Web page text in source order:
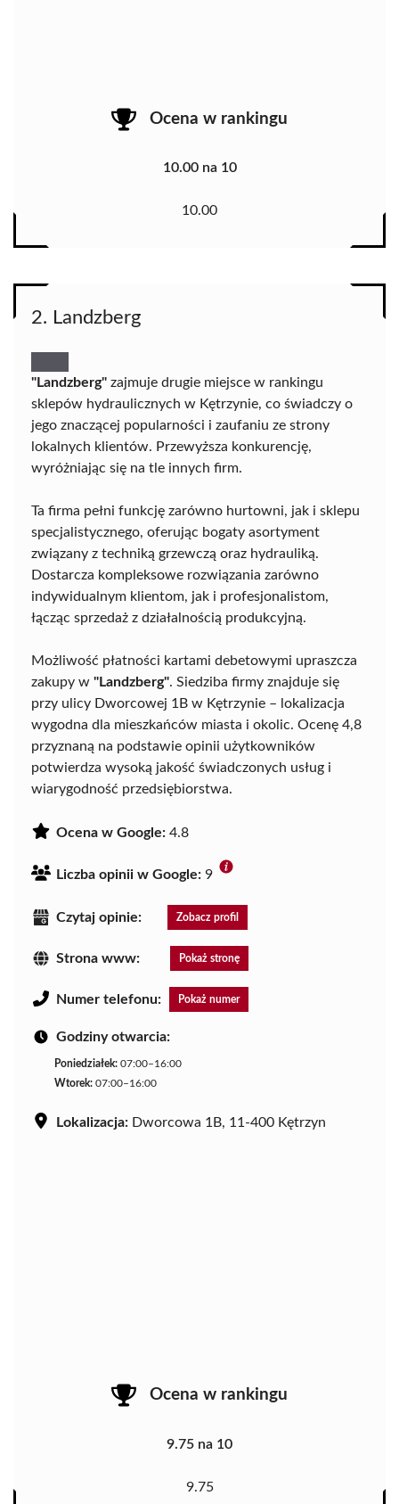
Ocena w rankingu
10.00 na 10
10.00
2. Landzberg
"Landzberg" zajmuje drugie miejsce w rankingu
sklepów hydraulicznych w Kętrzynie, co świadczy o
jego znaczącej popularności i zaufaniu ze strony
lokalnych klientów. Przewyższa konkurencję,
wyróżniając się na tle innych firm.
Ta firma pełni funkcję zarówno hurtowni, jak i sklepu
specjalistycznego, oferując bogaty asortyment
związany z techniką grzewczą oraz hydrauliką.
Dostarcza kompleksowe rozwiązania zarówno
indywidualnym klientom, jak i profesjonalistom,
łącząc sprzedaż z działalnością produkcyjną.
Możliwość płatności kartami debetowymi upraszcza
zakupy w "Landzberg". Siedziba firmy znajduje się
przy ulicy Dworcowej 1B w Kętrzynie – lokalizacja
wygodna dla mieszkańców miasta i okolic. Ocenę 4,8
przyznaną na podstawie opinii użytkowników
potwierdza wysoką jakość świadczonych usług i
wiarygodność przedsiębiorstwa.
Ocena w Google: 4.8
Liczba opinii w Google: 9
Czytaj opinie: Zobacz profil
Strona www: Pokaż stronę
Numer telefonu: Pokaż numer
Godziny otwarcia:
Poniedziałek: 07:00–16:00
Wtorek: 07:00–16:00
Lokalizacja: Dworcowa 1B, 11-400 Kętrzyn
Ocena w rankingu
9.75 na 10
9.75